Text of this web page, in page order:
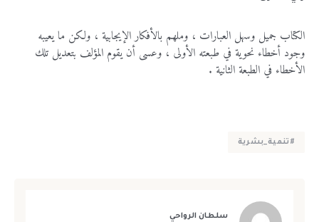
الكتاب جميل وسهل العبارات ، وملهم بالأفكار الإيجابية ، ولكن ما يعيبه
وجود أخطاء نحوية في طبعته الأولى ، وعسى أن يقوم المؤلف بتعديل تلك
الأخطاء في الطبعة الثانية .
#تنمية_بشرية
سلطان الرواحي